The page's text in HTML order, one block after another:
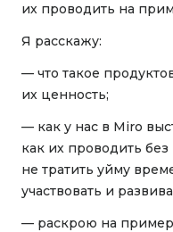
их проводить на
Я расскажу:
— что такое
их ценность;
— как у нас в Miro
как их проводить
не тратить уйму
участвовать и
— раскрою на